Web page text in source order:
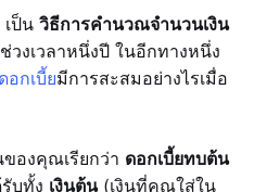
ป็น วิธีการคำนวณจำนวนเงิน
วงเวลาหนึ่งปี ในอีกทางหนึ่ง
ดอกเบี้ยมีการสะสมอย่างไรเมื่อ
องคุณเรียกว่า ดอกเบี้ยทบต้น
บทั้ง เงินต้น(เงินที่คุณใส่ใน